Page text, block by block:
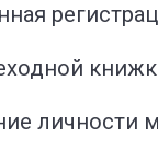
личности